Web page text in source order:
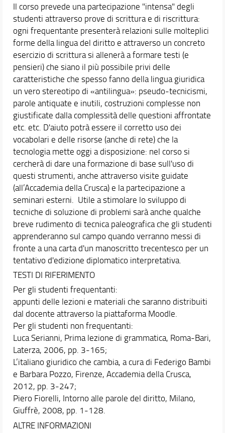
Il corso prevede una partecipazione "intensa" degli
studenti attraverso prove di scrittura e di riscrittura:
ogni frequentante presenterà relazioni sulle molteplici
forme della lingua del diritto e attraverso un concreto
esercizio di scrittura si allenerà a formare testi (e
pensieri) che siano il più possibile privi delle
caratteristiche che spesso fanno della lingua giuridica
un vero stereotipo di «antilingua»: pseudo-tecnicismi,
parole antiquate e inutili, costruzioni complesse non
giustificate dalla complessità delle questioni affrontate
etc. etc. D'aiuto potrà essere il corretto uso dei
vocabolari e delle risorse (anche di rete) che la
tecnologia mette oggi a disposizione: nel corso si
cercherà di dare una formazione di base sull'uso di
questi strumenti, anche attraverso visite guidate
(all’Accademia della Crusca) e la partecipazione a
seminari esterni. Utile a stimolare lo sviluppo di
tecniche di soluzione di problemi sarà anche qualche
breve rudimento di tecnica paleografica che gli studenti
apprenderanno sul campo quando verranno messi di
fronte a una carta d'un manoscritto trecentesco per un
tentativo d'edizione diplomatico interpretativa.
TESTI DI RIFERIMENTO
Per gli studenti frequentanti:
appunti delle lezioni e materiali che saranno distribuiti
dal docente attraverso la piattaforma Moodle.
Per gli studenti non frequentanti:
Luca Serianni, Prima lezione di grammatica, Roma-Bari,
Laterza, 2006, pp. 3-165;
L’italiano giuridico che cambia, a cura di Federigo Bambi
e Barbara Pozzo, Firenze, Accademia della Crusca,
2012, pp. 3-247;
Piero Fiorelli, Intorno alle parole del diritto, Milano,
Giuffrè, 2008, pp. 1-128.
ALTRE INFORMAZIONI